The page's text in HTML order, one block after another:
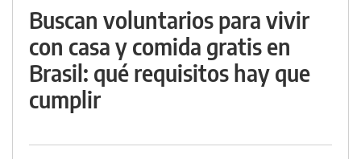
Buscan voluntarios para vivir
con casa y comida gratis en
Brasil: qué requisitos hay que
cumplir